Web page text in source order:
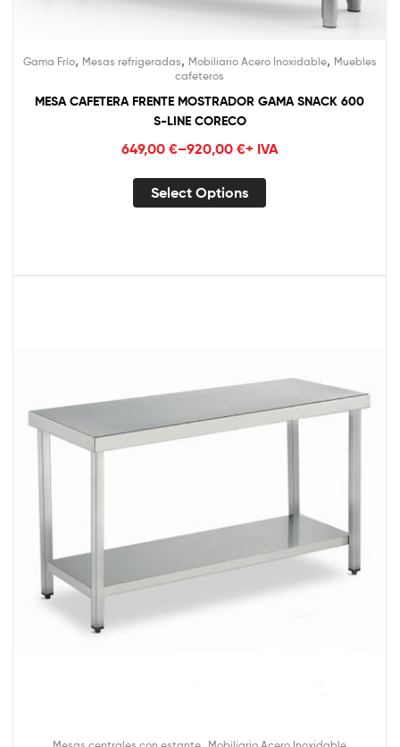
Gama Frío, Mesas refrigeradas, Mobiliario Acero Inoxidable, Muebles
cafeteros
MESA CAFETERA FRENTE MOSTRADOR GAMA SNACK 600
S-LINE CORECO
649,00 €–920,00 €+ IVA
Select Options